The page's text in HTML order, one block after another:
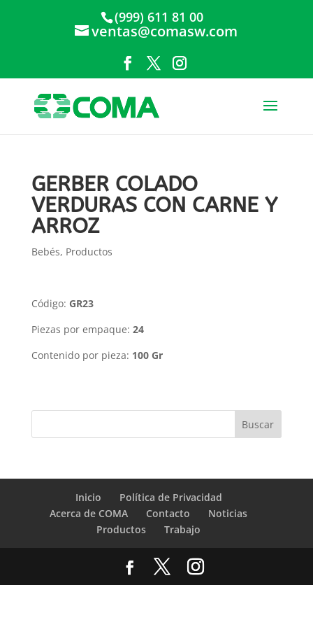
(999) 611 81 00
ventas@comasw.com
GERBER COLADO
VERDURAS CON CARNE Y
ARROZ
Bebés, Productos
Código: GR23
Piezas por empaque: 24
Contenido por pieza: 100 Gr
Inicio
Política de Privacidad
Acerca de COMA
Contacto
Noticias
Productos
Trabajo